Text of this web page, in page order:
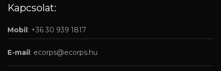
Kapcsolat:
Mobil: +36 30 939 1817
E-mail: ecorps@ecorps.hu